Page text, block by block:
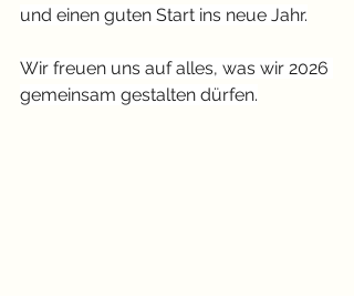
und einen guten Start ins neue Jahr.
Wir freuen uns auf alles, was wir 2026
gemeinsam gestalten dürfen.